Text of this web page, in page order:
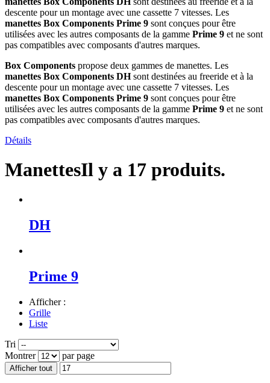
descente pour un montage avec une cassette 7 vitesses. Les
manettes Box Components Prime 9 sont conçues pour être
utilisées avec les autres composants de la gamme Prime 9 et ne sont
pas compatibles avec composants d'autres marques.
Box Components propose deux gammes de manettes. Les
manettes Box Components DHsont destinées au freeride et à la
descente pour un montage avec une cassette 7 vitesses. Les
manettes Box Components Prime 9 sont conçues pour être
utilisées avec les autres composants de la gamme Prime 9 et ne sont
pas compatibles avec composants d'autres marques.
Détails
ManettesIl y a 17 produits.
DH
Prime 9
Afficher :
Grille
Liste
Tri
Montrer
par page
Afficher tout